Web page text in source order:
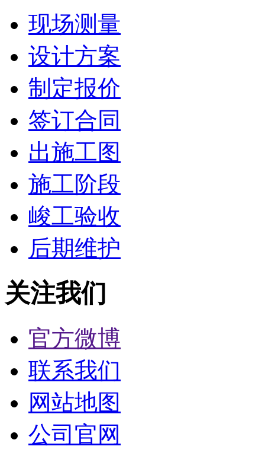
现场测量
设计方案
制定报价
签订合同
出施工图
施工阶段
峻工验收
后期维护
关注我们
官方微博
联系我们
网站地图
公司官网